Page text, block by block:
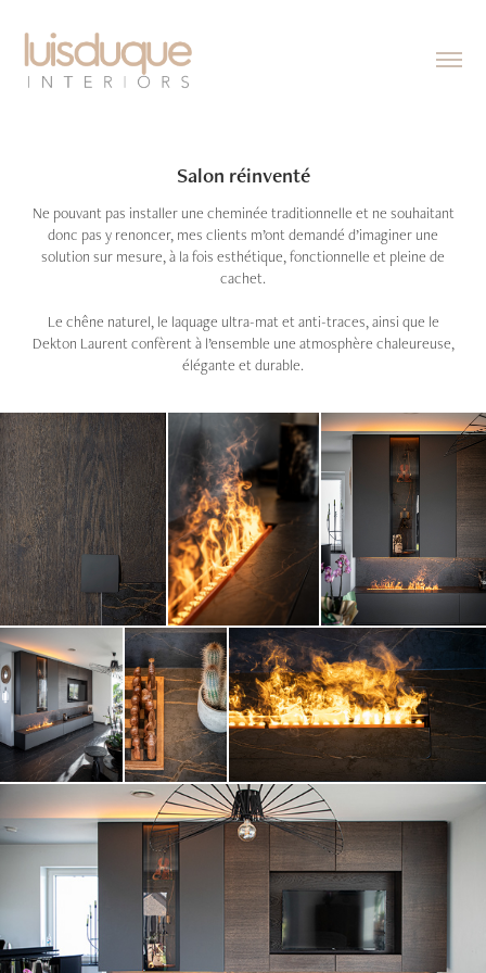
Salon réinventé
Ne pouvant pas installer une cheminée traditionnelle et ne souhaitant
donc pas y renoncer, mes clients m’ont demandé d’imaginer une
solution sur mesure, à la fois esthétique, fonctionnelle et pleine de
cachet.
Le chêne naturel, le laquage ultra-mat et anti-traces, ainsi que le
Dekton Laurent confèrent à l’ensemble une atmosphère chaleureuse,
élégante et durable.